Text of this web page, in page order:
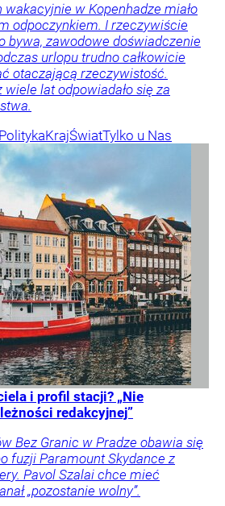
w Kopenhadze miało
odpoczynkiem. I rzeczywiście
bywa, zawodowe doświadczenie
urlopu trudno całkowicie
otaczającą rzeczywistość.
wiele lat odpowiadało się za
PolitykaKrajŚwiatTylko u Nas
i profil stacji? „Nie
redakcyjnej”
Bez Granic w Pradze obawia się
fuzji Paramount Skydance z
Pavol Szalai chce mieć
„pozostanie wolny”.